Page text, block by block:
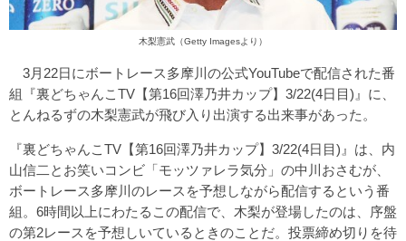
木梨憲武（Getty Imagesより）
3月22日にボートレース多摩川の公式YouTubeで配信された番
組『裏どちゃんこTV【第16回澤乃井カップ】3/22(4日目)』に、
とんねるずの木梨憲武が飛び入り出演する出来事があった。
『裏どちゃんこTV【第16回澤乃井カップ】3/22(4日目)』は、内
山信二とお笑いコンビ「モッツァレラ気分」の中川おさむが、
ボートレース多摩川のレースを予想しながら配信するという番
組。6時間以上にわたるこの配信で、木梨が登場したのは、序盤
の第2レースを予想しいているときのことだ。投票締め切りを待